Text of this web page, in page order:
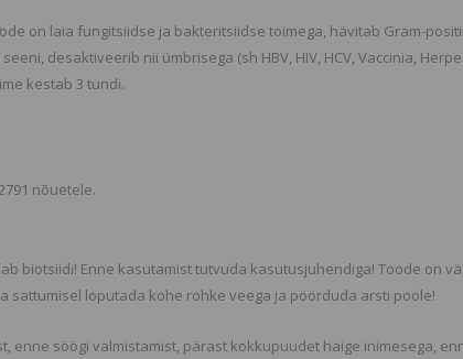
on laia fungitsiidse ja bakteritsiidse toimega, hävitab Gram-
desaktiveerib nii ümbrisega (sh HBV, HIV, HCV, Vaccinia,
kestab 3 tundi.
nõuetele.
biotsiidi! Enne kasutamist tutvuda kasutusjuhendiga! Toode on
sattumisel loputada kohe rohke veega ja pöörduda arsti poole!
enne söögi valmistamist, pärast kokkupuudet haige inimesega,
SARNASEID